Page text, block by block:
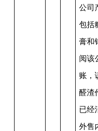
公司
包括
膏和
阅该
账，
醛渣
已经
外售